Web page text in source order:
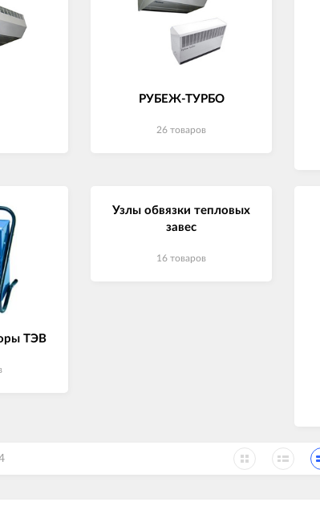
РУБЕЖ-ТУРБО
26 товаров
ТЭВ
Узлы обвязки тепловых
завес
16 товаров